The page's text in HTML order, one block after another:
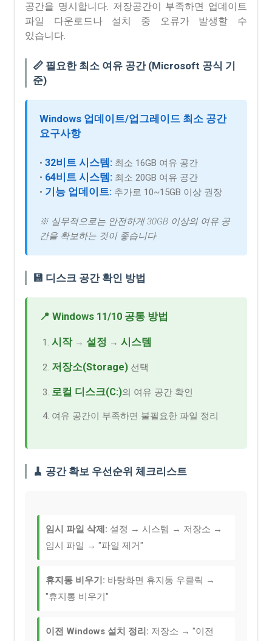
공간을 명시합니다. 저장공간이 부족하면 업데이트
파일 다운로드나 설치 중 오류가 발생할 수
있습니다.
📏 필요한 최소 여유 공간 (Microsoft 공식 기
준)
Windows 업데이트/업그레이드 최소 공간
요구사항
• 32비트 시스템: 최소 16GB 여유 공간
• 64비트 시스템: 최소 20GB 여유 공간
• 기능 업데이트: 추가로 10~15GB 이상 권장
※ 실무적으로는 안전하게 30GB 이상의 여유 공
간을 확보하는 것이 좋습니다
💾 디스크 공간 확인 방법
📍 Windows 11/10 공통 방법
시작→ 설정 → 시스템
저장소(Storage) 선택
로컬 디스크(C:)의 여유 공간 확인
여유 공간이 부족하면 불필요한 파일 정리
🧹 공간 확보 우선순위 체크리스트
임시 파일 삭제: 설정 → 시스템 → 저장소 →
임시 파일 → "파일 제거"
휴지통 비우기: 바탕화면 휴지통 우클릭 →
"휴지통 비우기"
이전 Windows 설치 정리: 저장소 → "이전